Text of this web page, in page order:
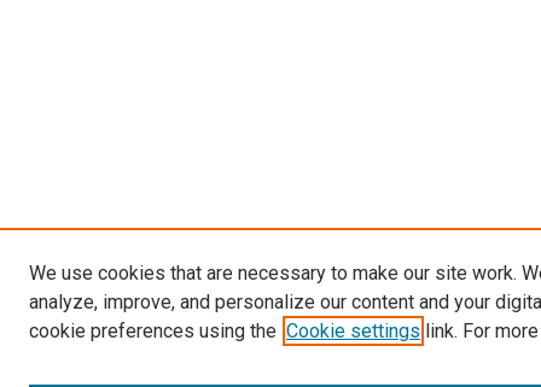
We use cookies that are necessary to make our site work.
analyze, improve, and personalize our content and your
cookie preferences using the Cookie settings link. For